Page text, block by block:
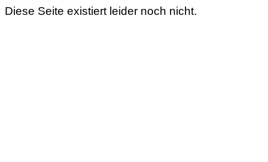
Diese Seite existiert leider noch nicht.